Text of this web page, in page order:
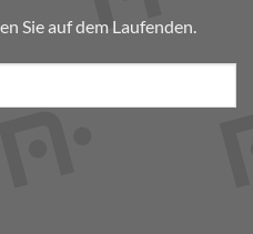
Sie auf dem Laufenden.